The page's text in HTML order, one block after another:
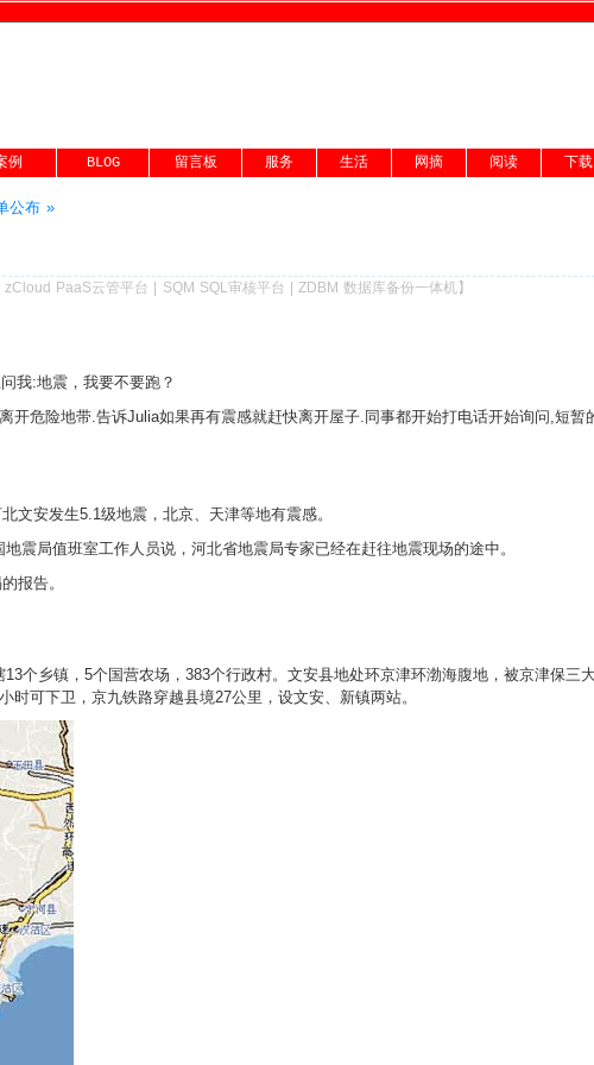
例 BLOG 留言板 服务 生活 网摘 阅读 下载
公布 »
zCloud PaaS云管平台 SQM SQL审核平台 |ZDBM 数据库备份一体机】
我:地震，我要不要跑？
危险地带.告诉Julia如果再有震感就赶快离开屋子.同事都开始打电话开始询问,短暂
文安发生5.1级地震，北京、天津等地有震感。
局值班室工作人员说，河北省地震局专家已经在赶往地震现场的途中。
报告。
乡镇，5个国营农场，383个行政村。文安县地处环京津环渤海腹地，被京津保三
可下卫，京九铁路穿越县境27公里，设文安、新镇两站。